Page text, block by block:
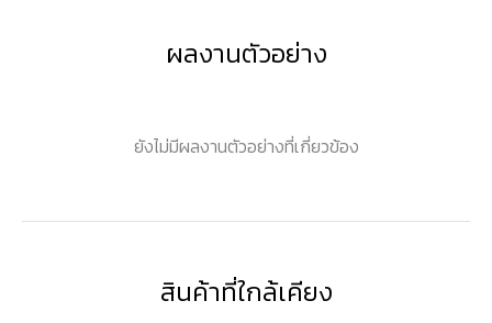
ผลงานตัวอย่าง
ยังไม่มีผลงานตัวอย่างที่เกี่ยวข้อง
สินค้าที่ใกล้เคียง